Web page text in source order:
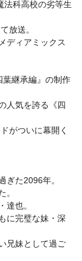
法科高校の劣等生
放送。
ディアミックス
葉継承編』の制作
人気を誇る《四
がついに幕開く
ぎた2096年。
。
達也。
に完璧な妹・深
兄妹として過ご